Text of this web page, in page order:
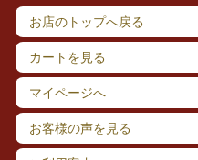
原料を煎って作ることから「穀煎
は、江戸時代から伝わる、最も歴
こだわりの焙煎で香りを最大限に
し、水飴ときなこを練り合わせて
見た目とは裏腹にサクッと軽い食
お店のトップへ戻る
カートを見る
マイページへ
お客様の声を見る